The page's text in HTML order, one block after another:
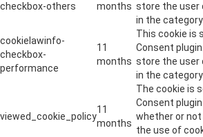
checkbox-others
months store the user
in the
cookielawinfo-
checkbox-
performance
11
months
This cookie is
Consent
store the user
in the
viewed_cookie_policy
11
months
The cookie is
Consent
whether or
the use of